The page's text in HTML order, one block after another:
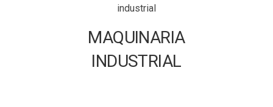
MAQUINARIA
INDUSTRIAL